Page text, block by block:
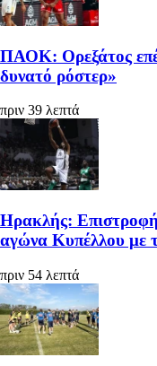
ΠΑΟΚ: Ορεξάτος
δυνατό ρόστερ»
πριν 39 λεπτά
Ηρακλής: Επιστροφή
αγώνα Κυπέλλου με
πριν 54 λεπτά